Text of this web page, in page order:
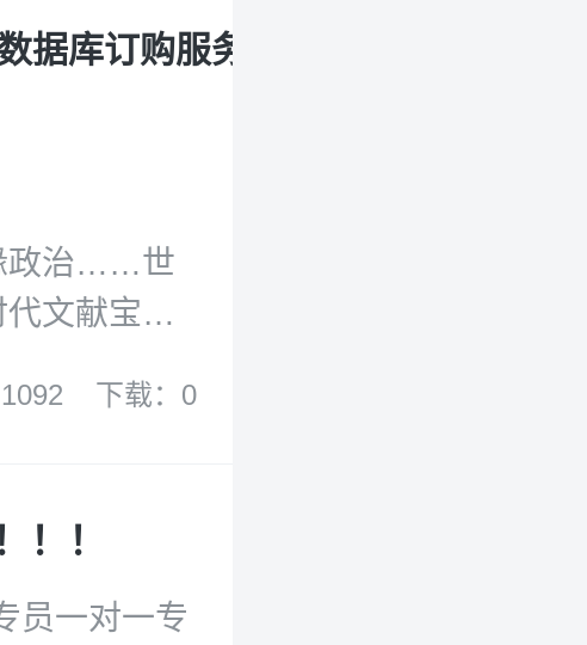
据库订购服务
政治……世
文献宝
分期刊从创
国及国际
使用简单
全球用户
下载：0
！！
员一对一专